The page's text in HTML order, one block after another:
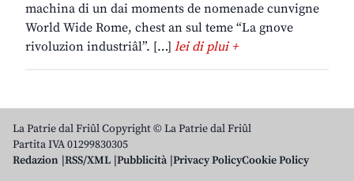
machina di un dai moments de nomenade cunvigne
World Wide Rome, chest an sul teme “La gnove
rivoluzion industriâl”. […] lei di plui +
La Patrie dal Friûl Copyright © La Patrie dal Friûl
Partita IVA 01299830305
Redazion RSS/XML Pubblicità Privacy PolicyCookie Policy